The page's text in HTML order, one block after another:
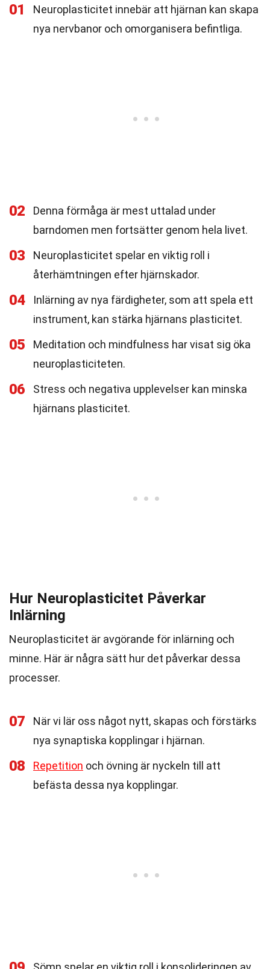
01
Neuroplasticitet innebär att hjärnan kan skapa
nya nervbanor och omorganisera befintliga.
02
Denna förmåga är mest uttalad under
barndomen men fortsätter genom hela livet.
03
Neuroplasticitet spelar en viktig roll i
återhämtningen efter hjärnskador.
04
Inlärning av nya färdigheter, som att spela ett
instrument, kan stärka hjärnans plasticitet.
05
Meditation och mindfulness har visat sig öka
neuroplasticiteten.
06
Stress och negativa upplevelser kan minska
hjärnans plasticitet.
Hur Neuroplasticitet Påverkar
Inlärning
Neuroplasticitet är avgörande för inlärning och
minne. Här är några sätt hur det påverkar dessa
processer.
07
När vi lär oss något nytt, skapas och förstärks
nya synaptiska kopplingar i hjärnan.
08 Repetition och övning är nyckeln till att
befästa dessa nya kopplingar.